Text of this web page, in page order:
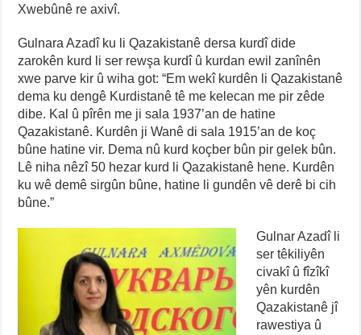
Xwebûnê re axivî.
Gulnara Azadî ku li Qazakistanê dersa kurdî dide
zarokên kurd li ser rewşa kurdî û kurdan ewil zanînên
xwe parve kir û wiha got: “Em wekî kurdên li Qazakistanê
dema ku dengê Kurdistanê tê me kelecan me pir zêde
dibe. Kal û pîrên me ji sala 1937’an de hatine
Qazakistanê. Kurdên ji Wanê di sala 1915’an de koç
bûne hatine vir. Dema nû kurd koçber bûn pir gelek bûn.
Lê niha nêzî 50 hezar kurd li Qazakistanê hene. Kurdên
ku wê demê sirgûn bûne, hatine li gundên vê derê bi cih
bûne.”
Gulnar Azadî li
ser têkiliyên
civakî û fîzîkî
yên kurdên
Qazakistanê jî
rawestiya û